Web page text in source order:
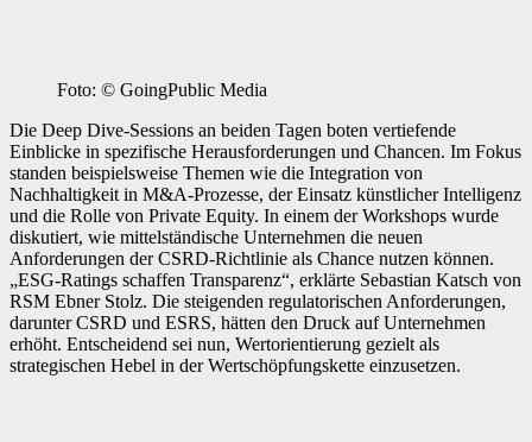
Foto: © GoingPublic Media
Die Deep Dive-Sessions an beiden Tagen boten vertiefende
Einblicke in spezifische Herausforderungen und Chancen. Im Fokus
standen beispielsweise Themen wie die Integration von
Nachhaltigkeit in M&A-Prozesse, der Einsatz künstlicher Intelligenz
und die Rolle von Private Equity. In einem der Workshops wurde
diskutiert, wie mittelständische Unternehmen die neuen
Anforderungen der CSRD-Richtlinie als Chance nutzen können.
„ESG-Ratings schaffen Transparenz“, erklärte Sebastian Katsch von
RSM Ebner Stolz. Die steigenden regulatorischen Anforderungen,
darunter CSRD und ESRS, hätten den Druck auf Unternehmen
erhöht. Entscheidend sei nun, Wertorientierung gezielt als
strategischen Hebel in der Wertschöpfungskette einzusetzen.